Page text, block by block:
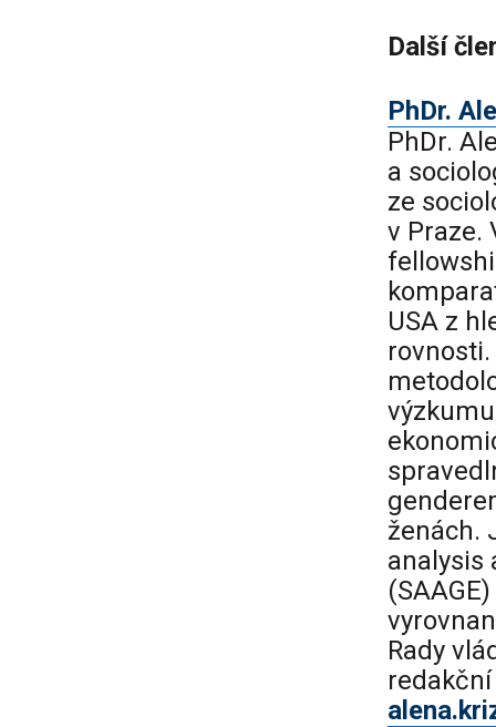
Další
PhDr.
PhDr.
a
ze
v Praze.
USA z
ženách.
analysis
Rady